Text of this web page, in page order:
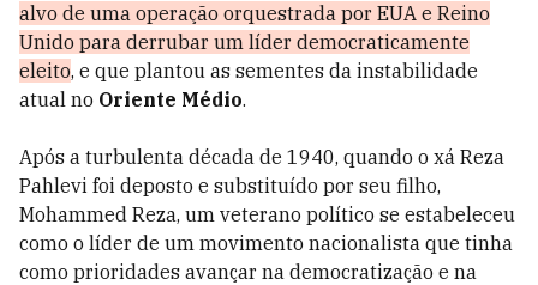
alvo de uma operação orquestrada por EUA e Reino
Unido para derrubar um líder democraticamente
eleito, e que plantou as sementes da instabilidade
atual no Oriente Médio.
Após a turbulenta década de 1940, quando o xá Reza
Pahlevi foi deposto e substituído por seu filho,
Mohammed Reza, um veterano político se estabeleceu
como o líder de um movimento nacionalista que tinha
como prioridades avançar na democratização e na